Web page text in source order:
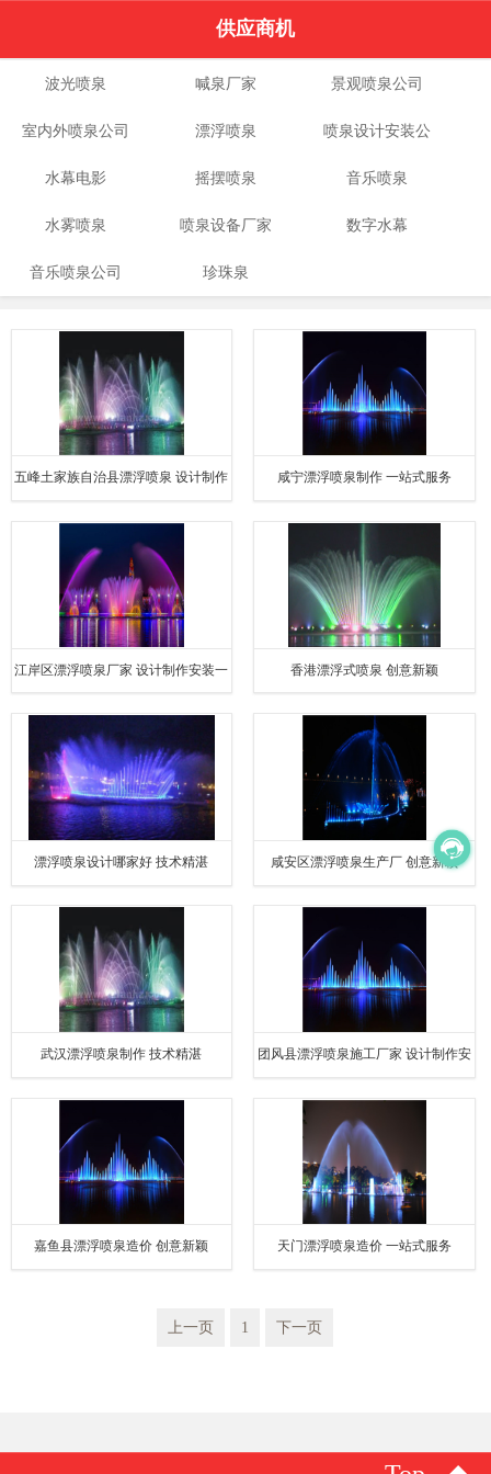
供应商机
波光喷泉 喊泉厂家 景观喷泉公司
室内外喷泉公司 漂浮喷泉 喷泉设计安装公
司
水幕电影 摇摆喷泉 音乐喷泉
水雾喷泉 喷泉设备厂家 数字水幕
音乐喷泉公司 珍珠泉
五峰土家族自治县漂浮喷泉 设计制作 咸宁漂浮喷泉制作 一站式服务
江岸区漂浮喷泉厂家 设计制作安装一 香港漂浮式喷泉 创意新颖
漂浮喷泉设计哪家好 技术精湛 咸安区漂浮喷泉生产厂 创意新颖
武汉漂浮喷泉制作 技术精湛 团风县漂浮喷泉施工厂家 设计制作安
嘉鱼县漂浮喷泉造价 创意新颖 天门漂浮喷泉造价 一站式服务
上一页 1 下一页